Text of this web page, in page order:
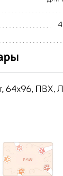
64х96, ПВХ,